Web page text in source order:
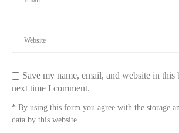
Save my name, email, and website in this
next time I comment.
* By using this form you agree with the storage
data by this website.